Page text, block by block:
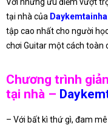
tại nhà của
tập cao nhất cho người
chơi Guitar một cách toàn
Chương trình
tại nhà –
– Với bất kì thứ gì, đam